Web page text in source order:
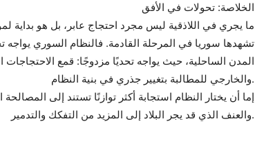
الخلاصة: تحولات في الأفق
ما يجري في اللاذقية ليس مجرد احتجاج عابر، بل هو بداية
تشهدها سوريا في المرحلة القادمة. فالنظام السوري يواجه
المدن الساحلية، حيث يواجه تحديًا مزدوجًا: قمع
والخارجي للمطالبة بتغيير جذري في بنية النظام.
إما أن يختار النظام استجابة أكثر توازنًا تستند إلى
والعنف الذي قد يجر البلاد إلى المزيد من التفكك والتدمير.